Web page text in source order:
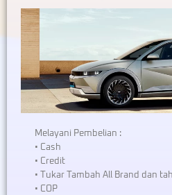
Melayani Pembelian :
• Cash
• Credit
• Tukar Tambah All Brand dan
• COP